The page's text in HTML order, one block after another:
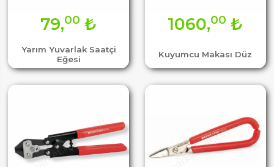
Yarım Yuvarlak Saatçi
Eğesi
79,00 ₺
Kuyumcu Makası Düz
1060,00 ₺